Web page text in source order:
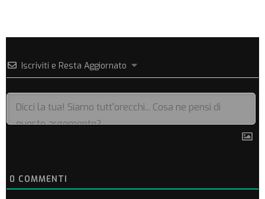
Iscriviti e Resta Aggiornato
0 COMMENTI